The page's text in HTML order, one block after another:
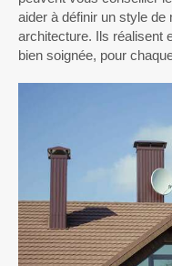
aider à définir un style
architecture. Ils réalisent
bien soignée, pour